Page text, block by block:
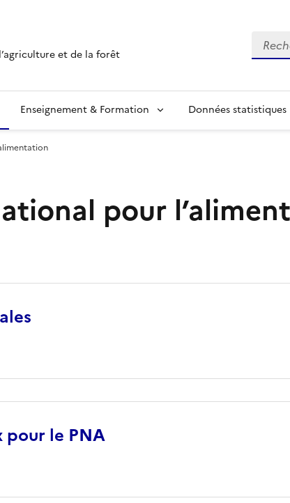
et de la forêt
Enseignement & Formation Données statistiques
pour
pour le PNA